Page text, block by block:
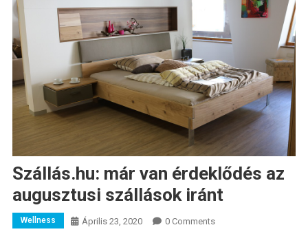
Szállás.hu: már van érdeklődés az
augusztusi szállások iránt
Wellness Április 23, 2020 0 Comments